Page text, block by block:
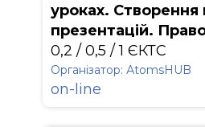
уроках. Створення
презентацій.
0,2 / 0,5 / 1 ЄКТС
Організатор: АtomsHUB
on-line